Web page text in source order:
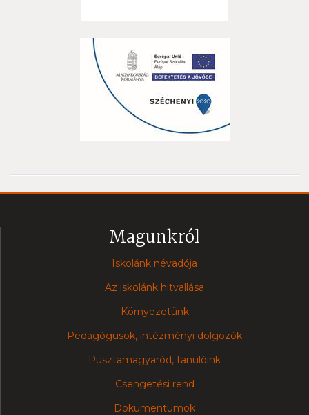
Magunkról
Iskolánk névadója
Az iskolánk hitvallása
Környezetünk
Pedagógusok, intézményi dolgozók
Pusztamagyaród, tanulóink
Csengetési rend
Dokumentumok